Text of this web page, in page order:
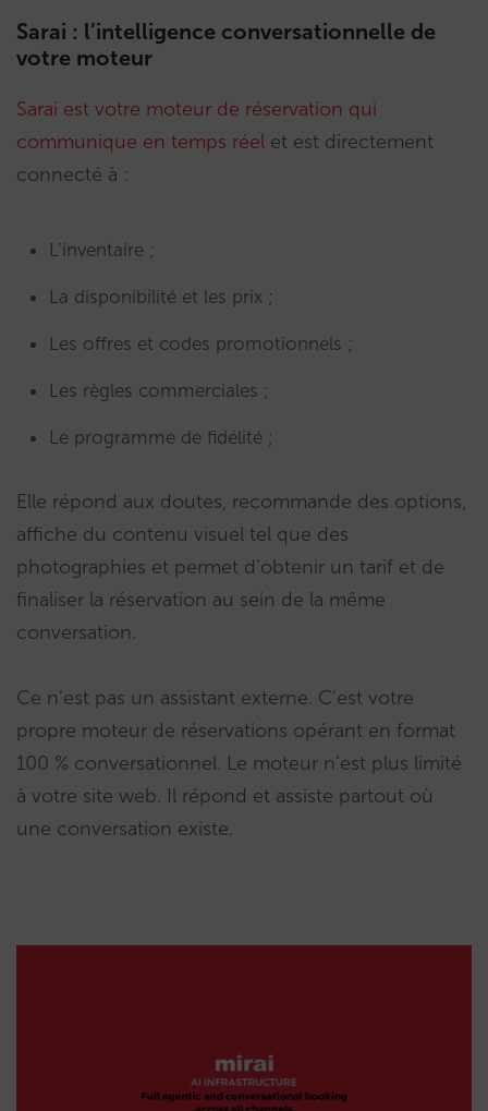
Sarai : l’intelligence conversationnelle de
votre moteur
Sarai est votre moteur de réservation qui
communique en temps réel et est directement
connecté à :
L’inventaire ;
La disponibilité et les prix ;
Les offres et codes promotionnels ;
Les règles commerciales ;
Le programme de fidélité ;
Elle répond aux doutes, recommande des options,
affiche du contenu visuel tel que des
photographies et permet d’obtenir un tarif et de
finaliser la réservation au sein de la même
conversation.
Ce n’est pas un assistant externe. C’est votre
propre moteur de réservations opérant en format
100 % conversationnel. Le moteur n’est plus limité
à votre site web. Il répond et assiste partout où
une conversation existe.